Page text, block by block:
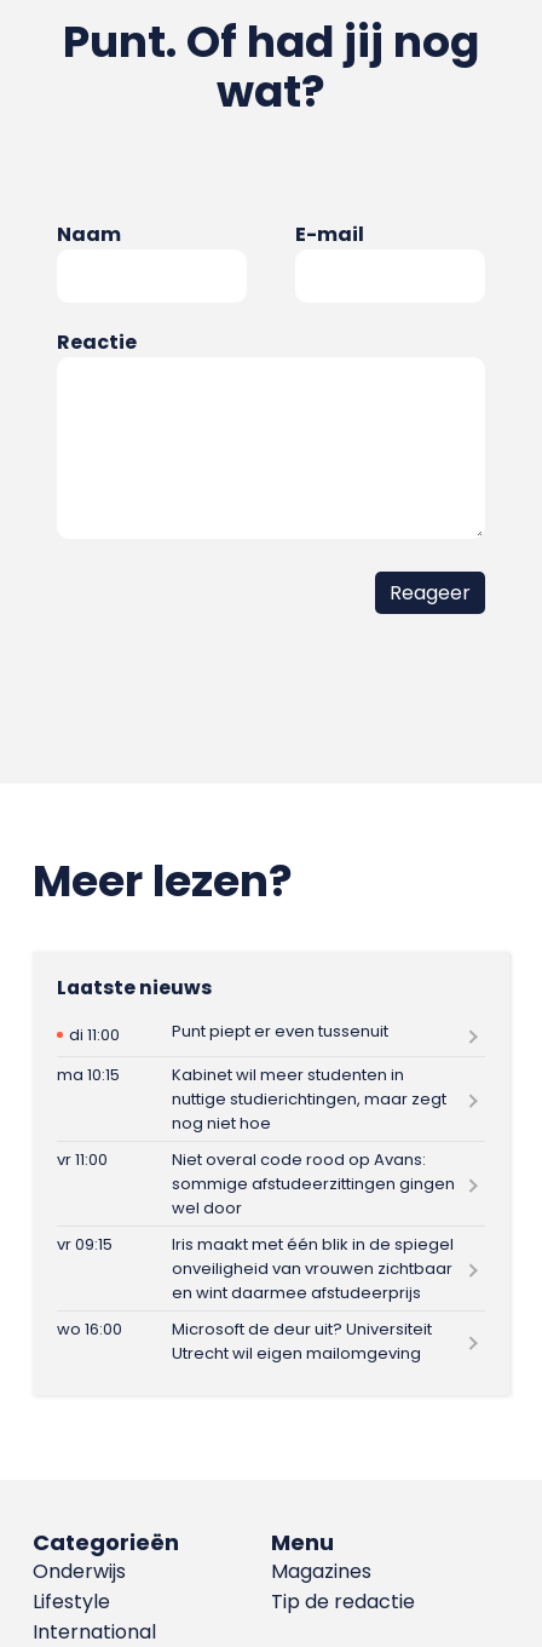
Punt. Of had jij nog
wat?
Naam E-mail
Reactie
Meer lezen?
Laatste nieuws
di 11:00
Punt piept er even tussenuit
ma 10:15
Kabinet wil meer studenten in
nuttige studierichtingen, maar zegt
nog niet hoe
vr 11:00
Niet overal code rood op Avans:
sommige afstudeerzittingen gingen
wel door
vr 09:15
Iris maakt met één blik in de spiegel
onveiligheid van vrouwen zichtbaar
en wint daarmee afstudeerprijs
wo 16:00
Microsoft de deur uit? Universiteit
Utrecht wil eigen mailomgeving
Menu
Magazines
Tip de redactie
Categorieën
Onderwijs
Lifestyle
International